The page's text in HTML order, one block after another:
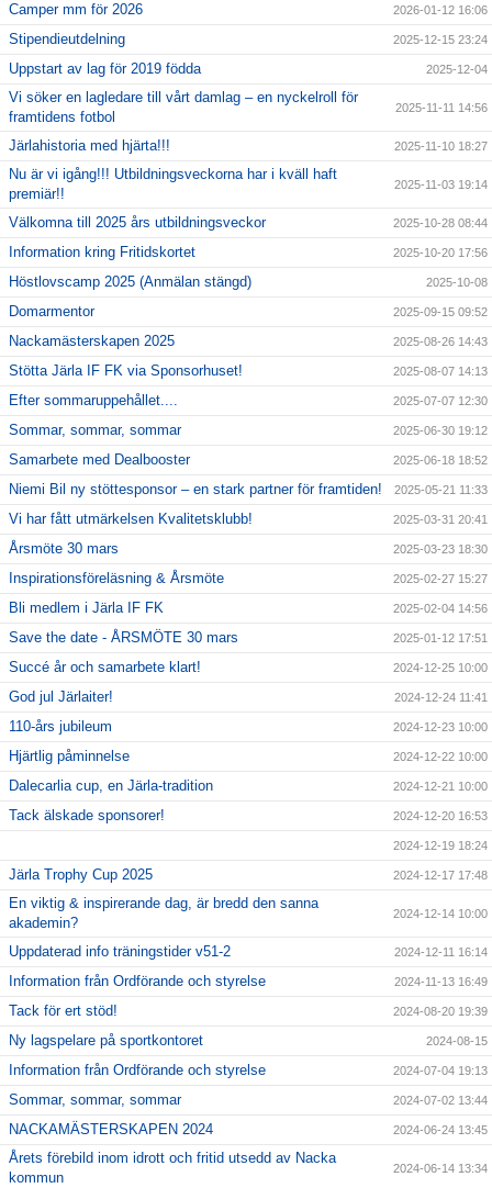
Camper mm för 2026 2026-01-12 16:06
Stipendieutdelning 2025-12-15 23:24
Uppstart av lag för 2019 födda 2025-12-04
Vi söker en lagledare till vårt damlag – en nyckelroll för
framtidens fotbol
2025-11-11 14:56
Järlahistoria med hjärta!!! 2025-11-10 18:27
Nu är vi igång!!! Utbildningsveckorna har i kväll haft
premiär!!
2025-11-03 19:14
Välkomna till 2025 års utbildningsveckor 2025-10-28 08:44
Information kring Fritidskortet 2025-10-20 17:56
Höstlovscamp 2025 (Anmälan stängd) 2025-10-08
Domarmentor 2025-09-15 09:52
Nackamästerskapen 2025 2025-08-26 14:43
Stötta Järla IF FK via Sponsorhuset! 2025-08-07 14:13
Efter sommaruppehållet.... 2025-07-07 12:30
Sommar, sommar, sommar 2025-06-30 19:12
Samarbete med Dealbooster 2025-06-18 18:52
Niemi Bil ny stöttesponsor – en stark partner för framtiden! 2025-05-21 11:33
Vi har fått utmärkelsen Kvalitetsklubb! 2025-03-31 20:41
Årsmöte 30 mars 2025-03-23 18:30
Inspirationsföreläsning & Årsmöte 2025-02-27 15:27
Bli medlem i Järla IF FK 2025-02-04 14:56
Save the date - ÅRSMÖTE 30 mars 2025-01-12 17:51
Succé år och samarbete klart! 2024-12-25 10:00
God jul Järlaiter! 2024-12-24 11:41
110-års jubileum 2024-12-23 10:00
Hjärtlig påminnelse 2024-12-22 10:00
Dalecarlia cup, en Järla-tradition 2024-12-21 10:00
Tack älskade sponsorer! 2024-12-20 16:53
2024-12-19 18:24
Järla Trophy Cup 2025 2024-12-17 17:48
En viktig & inspirerande dag, är bredd den sanna
akademin?
2024-12-14 10:00
Uppdaterad info träningstider v51-2 2024-12-11 16:14
Information från Ordförande och styrelse 2024-11-13 16:49
Tack för ert stöd! 2024-08-20 19:39
Ny lagspelare på sportkontoret 2024-08-15
Information från Ordförande och styrelse 2024-07-04 19:13
Sommar, sommar, sommar 2024-07-02 13:44
NACKAMÄSTERSKAPEN 2024 2024-06-24 13:45
Årets förebild inom idrott och fritid utsedd av Nacka
kommun
2024-06-14 13:34